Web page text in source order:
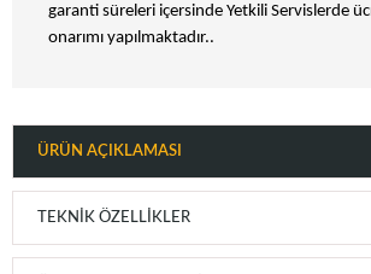
garanti süreleri içersinde Yetkili Servislerde
onarımı yapılmaktadır..
ÜRÜN AÇIKLAMASI
TEKNIK ÖZELLIKLER